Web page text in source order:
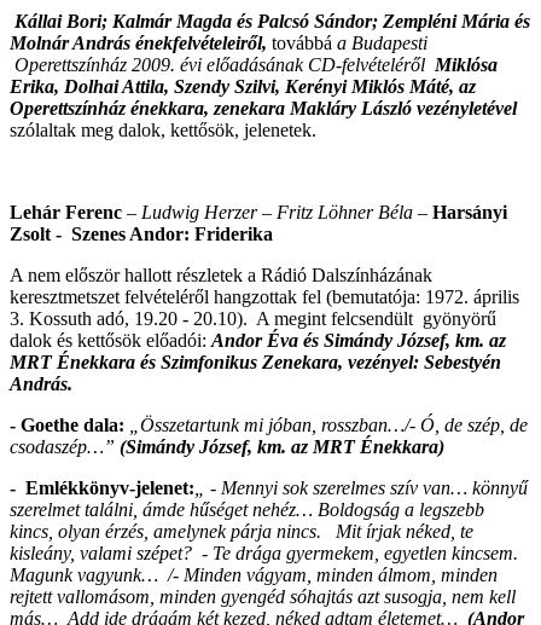
Kállai Bori; Kalmár Magda és Palcsó Sándor; Zempléni Mária és
Molnár András énekfelvételeiről, továbbá a Budapesti
Operettszínház 2009. évi előadásának CD-felvételéről Miklósa
Erika, Dolhai Attila, Szendy Szilvi, Kerényi Miklós Máté, az
Operettszínház énekkara, zenekara Makláry László vezényletével
szólaltak meg dalok, kettősök, jelenetek.
Lehár Ferenc – Ludwig Herzer – Fritz Löhner Béla – Harsányi
Zsolt - Szenes Andor: Friderika
A nem először hallott részletek a Rádió Dalszínházának
keresztmetszet felvételéről hangzottak fel (bemutatója: 1972. április
3. Kossuth adó, 19.20 - 20.10). A megint felcsendült gyönyörű
dalok és kettősök előadói: Andor Éva és Simándy József, km. az
MRT Énekkara és Szimfonikus Zenekara, vezényel: Sebestyén
András.
- Goethe dala: „Összetartunk mi jóban, rosszban…/- Ó, de szép, de
csodaszép…” (Simándy József, km. az MRT Énekkara)
- Emlékkönyv-jelenet: „ - Mennyi sok szerelmes szív van… könnyű
szerelmet találni, ámde hűséget nehéz… Boldogság a legszebb
kincs, olyan érzés, amelynek párja nincs. Mit írjak néked, te
kisleány, valami szépet? - Te drága gyermekem, egyetlen kincsem.
Magunk vagyunk… /- Minden vágyam, minden álmom, minden
rejtett vallomásom, minden gyengéd sóhajtás azt susogja, nem kell
más… Add ide drágám két kezed, néked adtam életemet… (Andor